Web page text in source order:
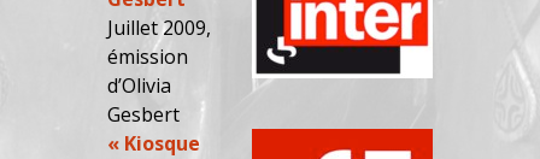
Juillet 2009,
émission
d’Olivia
Gesbert
« Kiosque